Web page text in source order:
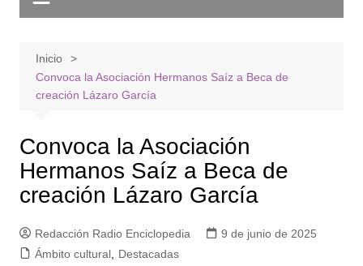
Inicio
Convoca la Asociación Hermanos Saíz a Beca de
creación Lázaro García
Convoca la Asociación
Hermanos Saíz a Beca de
creación Lázaro García
Redacción Radio Enciclopedia
9 de junio de 2025
Ámbito cultural, Destacadas